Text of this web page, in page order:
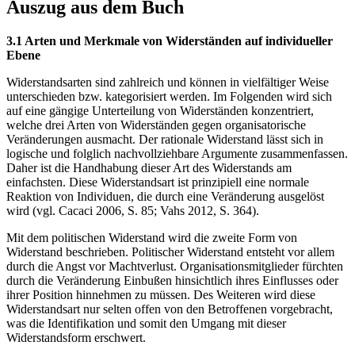
Auszug aus dem Buch
3.1 Arten und Merkmale von Widerständen auf individueller
Ebene
Widerstandsarten sind zahlreich und können in vielfältiger Weise
unterschieden bzw. kategorisiert werden. Im Folgenden wird sich
auf eine gängige Unterteilung von Widerständen konzentriert,
welche drei Arten von Widerständen gegen organisatorische
Veränderungen ausmacht. Der rationale Widerstand lässt sich in
logische und folglich nachvollziehbare Argumente zusammenfassen.
Daher ist die Handhabung dieser Art des Widerstands am
einfachsten. Diese Widerstandsart ist prinzipiell eine normale
Reaktion von Individuen, die durch eine Veränderung ausgelöst
wird (vgl. Cacaci 2006, S. 85; Vahs 2012, S. 364).
Mit dem politischen Widerstand wird die zweite Form von
Widerstand beschrieben. Politischer Widerstand entsteht vor allem
durch die Angst vor Machtverlust. Organisationsmitglieder fürchten
durch die Veränderung Einbußen hinsichtlich ihres Einflusses oder
ihrer Position hinnehmen zu müssen. Des Weiteren wird diese
Widerstandsart nur selten offen von den Betroffenen vorgebracht,
was die Identifikation und somit den Umgang mit dieser
Widerstandsform erschwert.